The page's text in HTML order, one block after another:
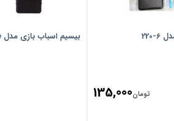
تومان135,000
بیسیم اسباب بازی مدل Portable